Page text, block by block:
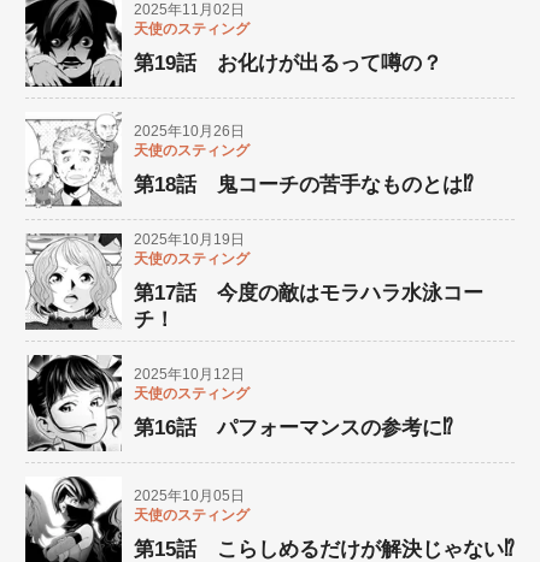
2025年11月02日
天使のスティング
第19話 お化けが出るって噂の？
2025年10月26日
天使のスティング
第18話 鬼コーチの苦手なものとは⁉︎
2025年10月19日
天使のスティング
第17話 今度の敵はモラハラ水泳コー
チ！
2025年10月12日
天使のスティング
第16話 パフォーマンスの参考に⁉︎
2025年10月05日
天使のスティング
第15話 こらしめるだけが解決じゃない⁉︎